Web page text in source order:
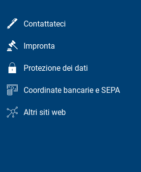
Contattateci
Impronta
Protezione dei dati
Coordinate bancarie e SEPA
Altri siti web